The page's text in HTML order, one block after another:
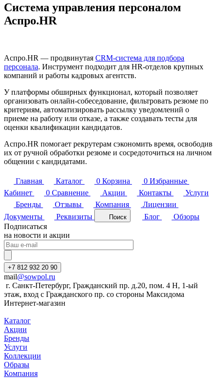
Система управления персоналом
Аспро.HR
Аспро.HR — продвинутая CRM-система для подбора
персонала. Инструмент подходит для HR-отделов крупных
компаний и работы кадровых агентств.
У платформы обширных функционал, который позволяет
организовать онлайн-собеседование, фильтровать резюме по
критериям, автоматизировать рассылку уведомлений о
приеме на работу или отказе, а также создавать тесты для
оценки квалификации кандидатов.
Аспро.HR помогает рекрутерам сэкономить время, освободив
их от ручной обработки резюме и сосредоточиться на личном
общении с кандидатами.
Главная Каталог 0 Корзина 0 Избранные
Кабинет
0 Сравнение Акции Контакты
Услуги
Бренды
Отзывы Компания
Лицензии
Документы
Реквизиты Поиск Блог
Обзоры
Подписаться
на новости и акции
+7 812 932 20 90
mail@sowpol.ru
г. Санкт-Петербург, Гражданский пр. д.20, пом. 4 Н, 1-ый
этаж, вход с Гражданского пр. со стороны Максидома
Интернет-магазин
Каталог
Акции
Бренды
Услуги
Коллекции
Образы
Компания